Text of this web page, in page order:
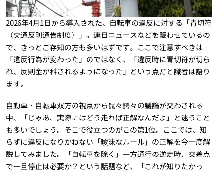
2026年4月1日から導入された、自転車の違反に対する「青切符
（交通反則通告制度）」。連日ニュースなどを賑わせているの
で、きっとご存知の方も多いはずです。ここで注意すべきは
「違反行為が変わった」のではなく、「違反時に青切符が切ら
れ、反則金が科されるようになった」という点だと識者は語り
ます。
自動車・自転車双方の視点から侃々諤々の議論が交わされる
中、「じゃあ、実際にはどう走れば正解なんだよ」と迷うこと
も多いでしょう。そこで役立つのがこの第1位。ここでは、知
らずに違反になりかねない「曖昧なルール」の正解を今一度解
説してみました。「自転車を除く」一方通行の逆走時、交差点
で一旦停止は必要か？という話題など、「これが知りたかっ